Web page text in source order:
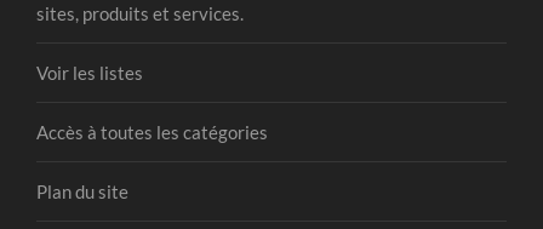
sites, produits et services.
Voir les listes
Accès à toutes les catégories
Plan du site